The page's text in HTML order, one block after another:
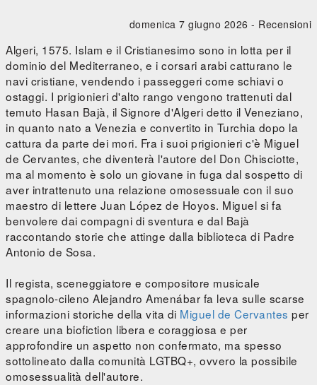
domenica 7 giugno 2026 - Recensioni
Algeri, 1575. Islam e il Cristianesimo sono in lotta per il
dominio del Mediterraneo, e i corsari arabi catturano le
navi cristiane, vendendo i passeggeri come schiavi o
ostaggi. I prigionieri d'alto rango vengono trattenuti dal
temuto Hasan Bajà, il Signore d'Algeri detto il Veneziano,
in quanto nato a Venezia e convertito in Turchia dopo la
cattura da parte dei mori. Fra i suoi prigionieri c'è Miguel
de Cervantes, che diventerà l'autore del Don Chisciotte,
ma al momento è solo un giovane in fuga dal sospetto di
aver intrattenuto una relazione omosessuale con il suo
maestro di lettere Juan López de Hoyos. Miguel si fa
benvolere dai compagni di sventura e dal Bajà
raccontando storie che attinge dalla biblioteca di Padre
Antonio de Sosa.
Il regista, sceneggiatore e compositore musicale
spagnolo-cileno Alejandro Amenábar fa leva sulle scarse
informazioni storiche della vita di Miguel de Cervantes per
creare una biofiction libera e coraggiosa e per
approfondire un aspetto non confermato, ma spesso
sottolineato dalla comunità LGTBQ+, ovvero la possibile
omosessualità dell'autore.